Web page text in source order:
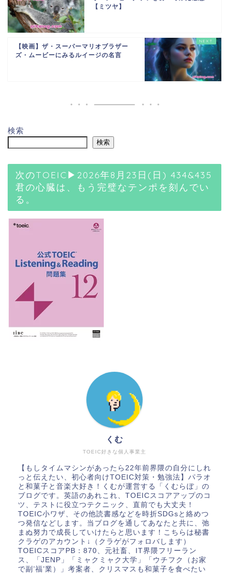
【ミツヤ】
【映画】ザ・スーパーマリオブラザー
ズ・ムービーにみるルイージの名言
検索
検索
次のTOEIC▶2026年8月23日(日) 434&435
君の心臓は、もう完璧なテンポを刻んでい
る。
TOEIC好きな個人事業主
くむ
【もしタイムマシンがあったら22年前界隈の自分にしれ
っと伝えたい、初心者向けTOEIC対策・勉強法】パラオ
と和菓子と音楽大好き！くむが運営する「くむらぼ」の
ブログです。英語のあれこれ、TOEICスコアアップのコ
ツ、テストに役立つテクニック、直前でも大丈夫！
TOEIC小ワザ、その他読書感などを時折SDGsと絡めつ
つ発信などします。当ブログを通してあなたと共に、弛
まぬ努力で成長していけたらと思います！こちらは秘書
クラゲのアカウント↓（クラゲがフォロバします）
TOEICスコアPB：870、元社畜、IT界隈フリーラン
ス、「JENP」「ミャクミャク大学」「ウチフク（お家
で副’福’業）」考案者、クリスマスも和菓子を食べたい